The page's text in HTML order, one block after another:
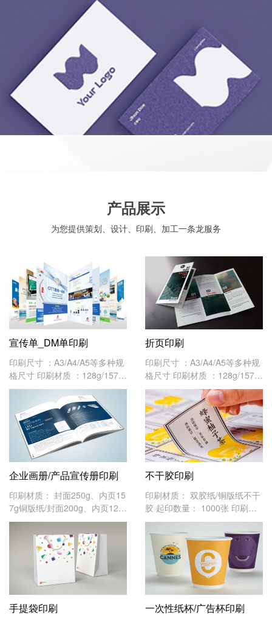
产品展示
为您提供策划、设计、印刷、加工一条龙服务
宣传单_DM单印刷
印刷尺寸 ：A3/A4/A5等多种规
格尺寸 印刷材质 ：128g/157g/
200g/250g铜版纸印刷 起印数
量 ：1000张 常见尺寸 ：A5(14
0*210MM) A4(210*285MM) A
3(285*420MM) 宣传单印刷分
折页印刷
印刷尺寸 ：A3/A4/A5等多种规
格尺寸 印刷材质 ：128g/157g/
200g/250g铜版纸印刷 起印数
量 ：1000张 常见尺寸 ：A5(14
0*210MM) A4(210*285MM) A
3(285*420MM) 温馨提示：
1、
企业画册/产品宣传册印刷
印刷材质： 封面250g、内页15
7g铜版纸/封面200g、内页128
g铜版纸 起印数量： 500本 印
刷尺寸： A3/A4/A5等多种规格
尺寸 装订方式： 32P以下骑马
订，32P以上胶订 温馨提示：
不干胶印刷
印刷材质： 双胶纸/铜版纸不干
胶 起印数量： 1000张 印刷尺
寸： 定制尺寸
手提袋印刷 一次性纸杯/广告杯印刷